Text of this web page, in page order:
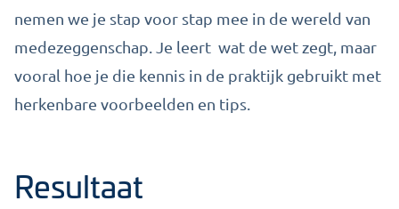
nemen we je stap voor stap mee in de wereld van
medezeggenschap. Je leert wat de wet zegt, maar
vooral hoe je die kennis in de praktijk gebruikt met
herkenbare voorbeelden en tips.
Resultaat